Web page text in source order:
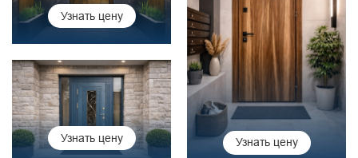
Узнать цену
Узнать цену
Узнать цену